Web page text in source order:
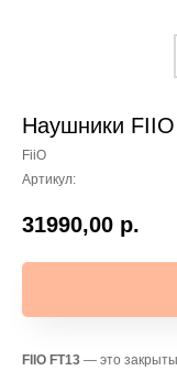
Наушники
FiiO
Артикул:
31990,00 р.
FIIO FT13 — это